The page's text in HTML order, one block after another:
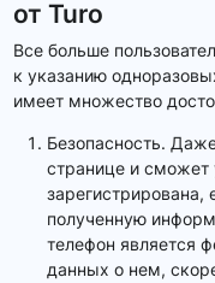
от Turo
Все больше
к указанию
имеет множество
Безопасность.
странице и сможет
зарегистрирована,
полученную
телефон является
данных о нем,